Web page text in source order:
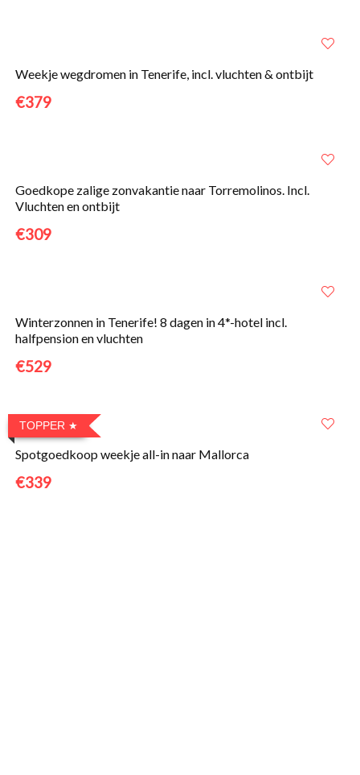
Weekje wegdromen in Tenerife, incl. vluchten & ontbijt
€379
Goedkope zalige zonvakantie naar Torremolinos. Incl.
Vluchten en ontbijt
€309
Winterzonnen in Tenerife! 8 dagen in 4*-hotel incl.
halfpension en vluchten
€529
TOPPER
Spotgoedkoop weekje all-in naar Mallorca
€339